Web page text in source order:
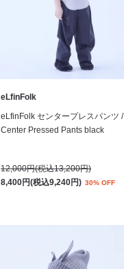
eLfinFolk
eLfinFolk センタープレスパンツ /
Center Pressed Pants black
12,000円(税込13,200円)
8,400円(税込9,240円) 30% OFF